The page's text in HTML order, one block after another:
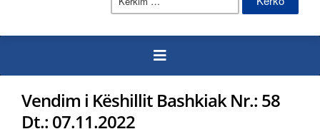
Vendim i Këshillit Bashkiak Nr.: 58
Dt.: 07.11.2022